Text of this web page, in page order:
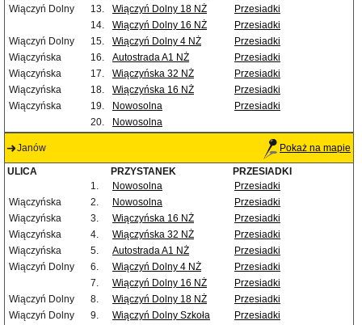
Wiączyń Dolny
13. Wiączyń Dolny 18 NŻ
Przesiadki
14.
Wiączyń Dolny 16 NŻ
Przesiadki
Wiączyń Dolny
15. Wiączyń Dolny 4 NŻ
Przesiadki
Wiączyńska
16. Autostrada A1 NŻ
Przesiadki
Wiączyńska
17. Wiączyńska 32 NŻ
Przesiadki
Wiączyńska
18. Wiączyńska 16 NŻ
Przesiadki
Wiączyńska
19. Nowosolna
Przesiadki
20.
Nowosolna
Janów Pokaż na mapie
ULICA PRZYSTANEK
PRZESIADKI
1.
Nowosolna
Przesiadki
Wiączyńska
2. Nowosolna
Przesiadki
Wiączyńska
3. Wiączyńska 16 NŻ
Przesiadki
Wiączyńska
4. Wiączyńska 32 NŻ
Przesiadki
Wiączyńska
5. Autostrada A1 NŻ
Przesiadki
Wiączyń Dolny
6. Wiączyń Dolny 4 NŻ
Przesiadki
7.
Wiączyń Dolny 16 NŻ
Przesiadki
Wiączyń Dolny
8. Wiączyń Dolny 18 NŻ
Przesiadki
Wiączyń Dolny
9. Wiączyń Dolny Szkoła
Przesiadki